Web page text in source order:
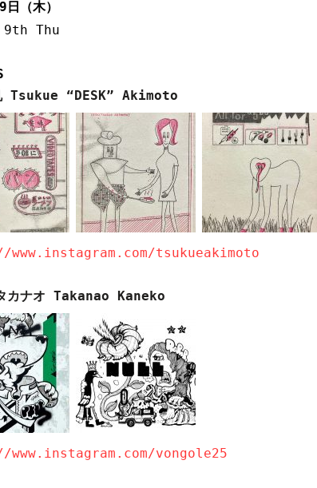
9 日（木）
9th Thu
Tsukue “DESK” Akimoto
tsukueakimoto
カナオ Takanao Kaneko
vongole25